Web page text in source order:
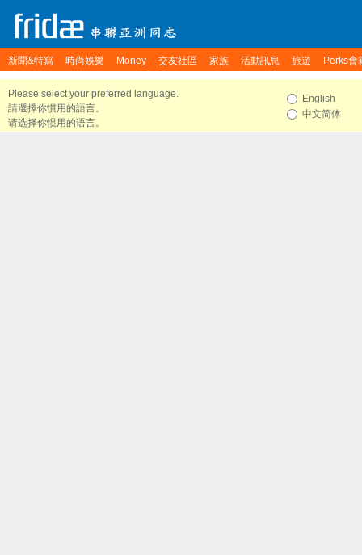
新聞&特寫 時尚娛樂 Money 交友社區 家族 活動訊息 旅遊 Perks會
Please select your preferred language.
請選擇你慣用的語言。
请选择你惯用的语言。
English
中文简体